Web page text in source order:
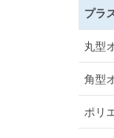
プラ
丸型
角型
ポリ